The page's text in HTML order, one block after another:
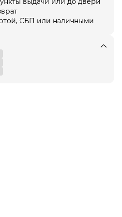
СБП или наличными